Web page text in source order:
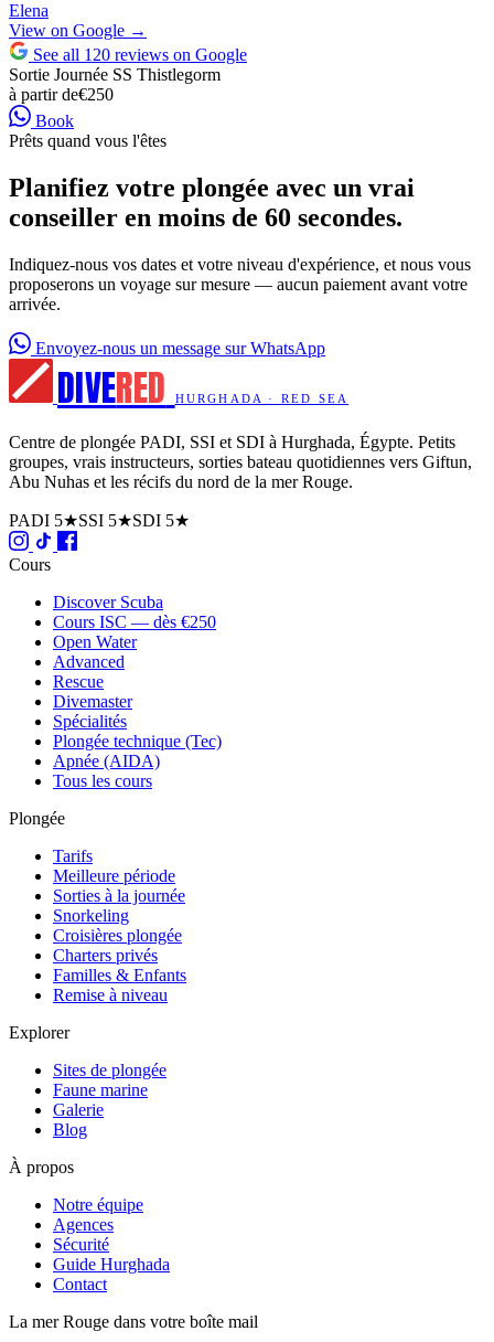
Elena
View on Google →
See all 120 reviews on Google
Sortie Journée SS Thistlegorm
à partir de€250
Book
Prêts quand vous l'êtes
Planifiez votre plongée avec un vrai
conseiller en moins de 60 secondes.
Indiquez-nous vos dates et votre niveau d'expérience, et nous vous
proposerons un voyage sur mesure — aucun paiement avant votre
arrivée.
Envoyez-nous un message sur WhatsApp
DIVERED HURGHADA · RED SEA
Centre de plongée PADI, SSI et SDI à Hurghada, Égypte. Petits
groupes, vrais instructeurs, sorties bateau quotidiennes vers Giftun,
Abu Nuhas et les récifs du nord de la mer Rouge.
PADI 5★SSI 5★SDI 5★
Cours
Discover Scuba
Cours ISC — dès €250
Open Water
Advanced
Rescue
Divemaster
Spécialités
Plongée technique (Tec)
Apnée (AIDA)
Tous les cours
Plongée
Tarifs
Meilleure période
Sorties à la journée
Snorkeling
Croisières plongée
Charters privés
Familles & Enfants
Remise à niveau
Explorer
Sites de plongée
Faune marine
Galerie
Blog
À propos
Notre équipe
Agences
Sécurité
Guide Hurghada
Contact
La mer Rouge dans votre boîte mail